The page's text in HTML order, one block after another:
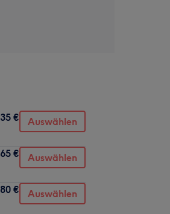
35 € Auswählen
65 € Auswählen
80 € Auswählen